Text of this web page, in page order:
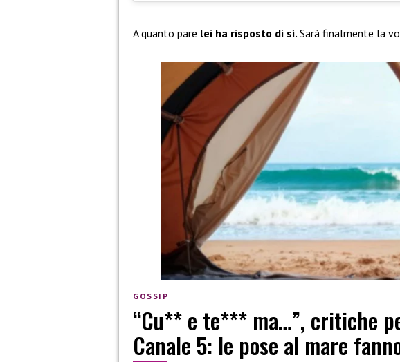
A quanto pare lei ha risposto di sì. Sarà finalmente la
GOSSIP
“Cu** e te*** ma…”, critiche
Canale 5: le pose al mare